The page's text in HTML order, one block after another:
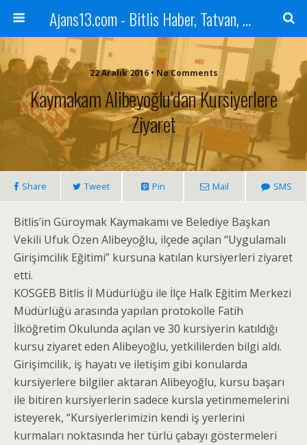
Ajans13.com - Bitlis Haber, Tatvan, Ahlat, Adilcevaz, Mutki, Hizan, Güroymak, Gazete, Ajans, 13, Haber
22 Aralık 2016 • No Comments
Kaymakam Alibeyoğlu’dan Kursiyerlere
Ziyaret
Share Tweet Pin Mail SMS
Bitlis’in Güroymak Kaymakamı ve Belediye Başkan
Vekili Ufuk Özen Alibeyoğlu, ilçede açılan “Uygulamalı
Girişimcilik Eğitimi” kursuna katılan kursiyerleri ziyaret
etti.
KOSGEB Bitlis İl Müdürlüğü ile İlçe Halk Eğitim Merkezi
Müdürlüğü arasında yapılan protokolle Fatih
İlköğretim Okulunda açılan ve 30 kursiyerin katıldığı
kursu ziyaret eden Alibeyoğlu, yetkililerden bilgi aldı.
Girişimcilik, iş hayatı ve iletişim gibi konularda
kursiyerlere bilgiler aktaran Alibeyoğlu, kursu başarı
ile bitiren kursiyerlerin sadece kursla yetinmemelerini
isteyerek, “Kursiyerlerimizin kendi iş yerlerini
kurmaları noktasında her türlü çabayı göstermeleri